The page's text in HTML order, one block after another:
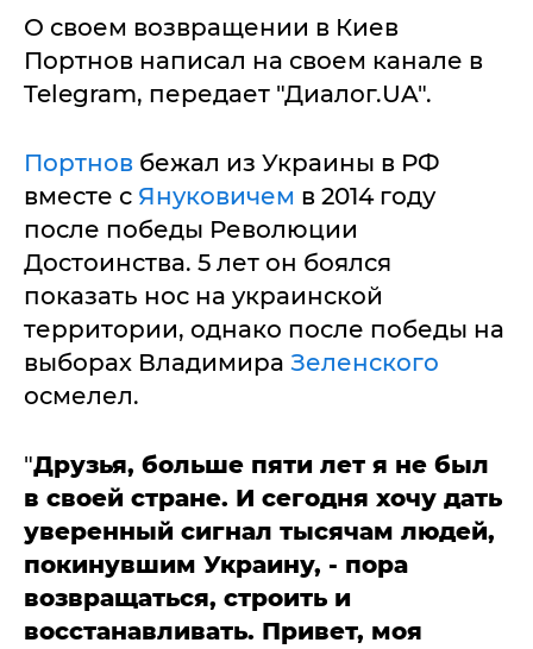
О своем возвращении в Киев
Портнов написал на своем канале в
Telegram, передает "Диалог.UA".
Портнов бежал из Украины в РФ
вместе с Януковичем в 2014 году
после победы Революции
Достоинства. 5 лет он боялся
показать нос на украинской
территории, однако после победы на
выборах Владимира Зеленского
осмелел.
"Друзья, больше пяти лет я не был
в своей стране. И сегодня хочу дать
уверенный сигнал тысячам людей,
покинувшим Украину, - пора
возвращаться, строить и
восстанавливать. Привет, моя